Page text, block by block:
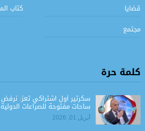
قضايا
كتاب
مجتمع
كلمة حرة
سكرتير أول اشتراكي تعز: نرفض
ساحات مفتوحة للصراعات الدولية
أبريل 01, 2026